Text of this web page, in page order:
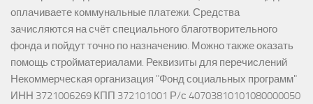
оплачиваете коммунальные платежи. Средства
зачисляются на счёт специального благотворительного
фонда и пойдут точно по назначению. Можно также оказать
помощь стройматериалами. Реквизиты для перечислений
Некоммерческая организация "Фонд социальных программ"
ИНН 3721006269 КПП 372101001 Р/с 40703810101080000050